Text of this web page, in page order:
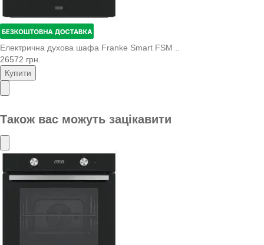
Електрична духова шафа Franke Smart FSM ..
26572 грн.
Купити
Також вас можуть зацікавити